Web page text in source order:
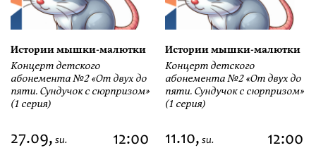
Истории мышки-малютки
Концерт детского
абонемента №2 «От двух до
пяти. Сундучок с сюрпризом»
(1 серия)
Истории мышки-малютки
Концерт детского
абонемента №2 «От двух до
пяти. Сундучок с сюрпризом»
(1 серия)
27.09, su. 12:00 11.10, su. 12:00